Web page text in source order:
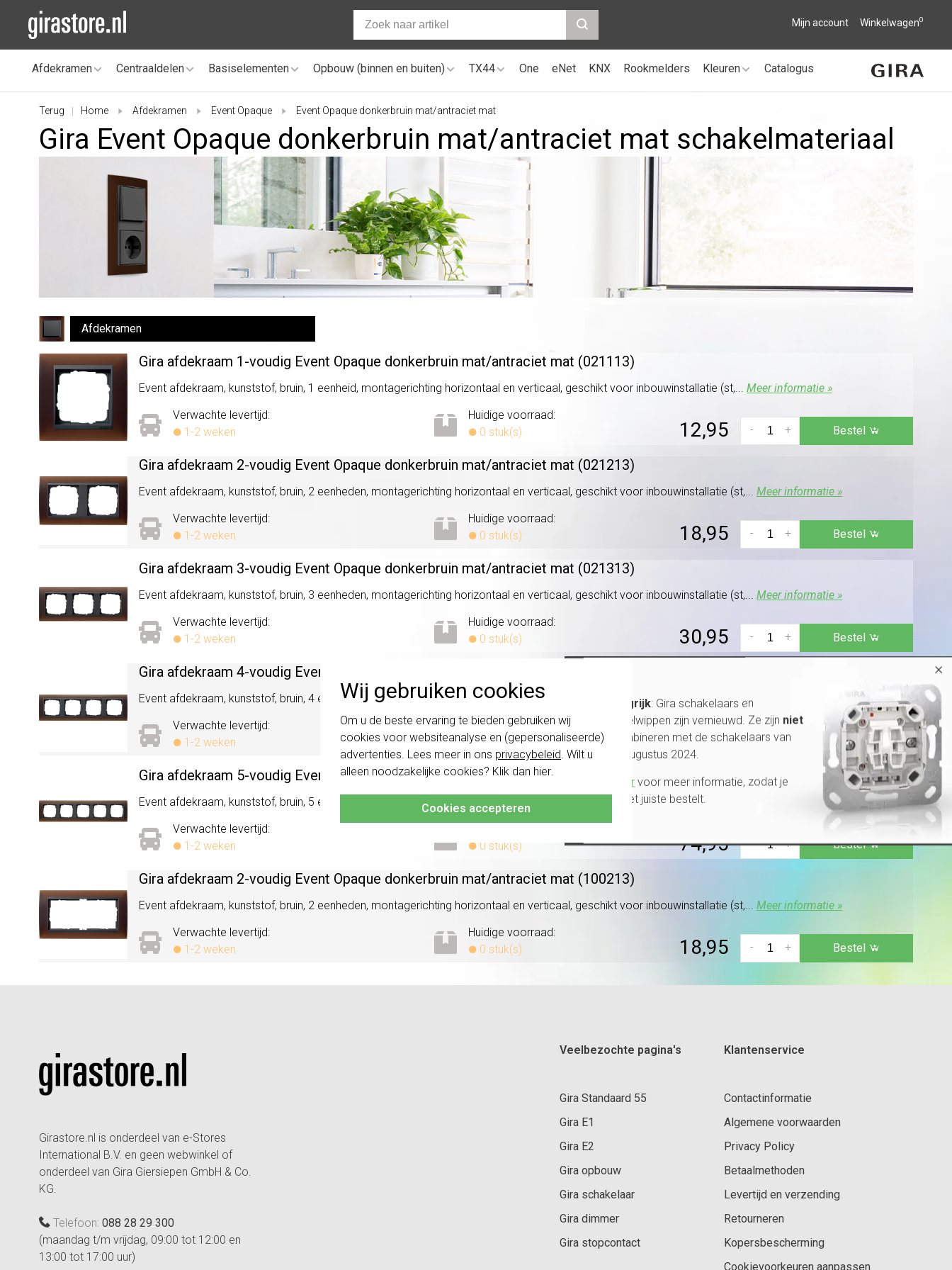
Wij gebruiken cookies
Om u de beste ervaring te bieden gebruiken wij
cookies voor websiteanalyse en (gepersonaliseerde)
advertenties. Lees meer in ons privacybeleid. Wilt u
alleen noodzakelijke cookies? Klik dan hier.
Cookies accepteren
Mijn account Winkelwagen0
Afdekramen Centraaldelen Basiselementen Opbouw (binnen en buiten) TX44 One eNet KNX Rookmelders Kleuren Catalogus
Terug Home Afdekramen Event Opaque Event Opaque donkerbruin mat/antraciet mat
Gira Event Opaque donkerbruin mat/antraciet mat schakelmateriaal
Afdekramen
Gira afdekraam 1-voudig Event Opaque donkerbruin mat/antraciet mat (021113)
Event afdekraam, kunststof, bruin, 1 eenheid, montagerichting horizontaal en verticaal, geschikt voor inbouwinstallatie (st,... Meer informatie »
Verwachte levertijd:
1-2 weken
Huidige voorraad:
0 stuk(s)
12,95 +
- Bestel
Gira afdekraam 2-voudig Event Opaque donkerbruin mat/antraciet mat (021213)
Event afdekraam, kunststof, bruin, 2 eenheden, montagerichting horizontaal en verticaal, geschikt voor inbouwinstallatie (st,... Meer informatie »
Verwachte levertijd:
1-2 weken
Huidige voorraad:
0 stuk(s)
18,95 +
- Bestel
Gira afdekraam 3-voudig Event Opaque donkerbruin mat/antraciet mat (021313)
Event afdekraam, kunststof, bruin, 3 eenheden, montagerichting horizontaal en verticaal, geschikt voor inbouwinstallatie (st,... Meer informatie »
Verwachte levertijd:
1-2 weken
Huidige voorraad:
0 stuk(s)
30,95 +
- Bestel
Gira afdekraam 4-voudig Event Opaque donkerbruin mat/
Event afdekraam, kunststof, bruin, 4 eenheden, montagerichting horizontaal en verticaal, geschikt voor inbouwinstallatie (st,...
Verwachte levertijd:
1-2 weken
Huidige voorraad:
0 stuk(s)
49,95 +
- Bestel
Gira afdekraam 5-voudig Event Opaque donkerbruin mat/ antraciet mat (021513)
Event afdekraam, kunststof, bruin, 5 eenheden, montagerichting horizontaal en verticaal, geschikt voor inbouwinstallatie (st,...
Meer informatie »
Verwachte levertijd:
1-2 weken
0 stuk(s)
74,95 +
- Bestel
Gira afdekraam 2-voudig Event Opaque donkerbruin mat/antraciet mat (100213)
Event afdekraam, kunststof, bruin, 2 eenheden, montagerichting horizontaal en verticaal, geschikt voor inbouwinstallatie (st,... Meer informatie »
Verwachte levertijd:
1-2 weken
Huidige voorraad:
0 stuk(s)
18,95 +
- Bestel
Girastore.nl is onderdeel van e-Stores
International B.V. en geen webwinkel of
onderdeel van Gira Giersiepen GmbH & Co.
KG.
Telefoon: 088 28 29 300
(maandag t/m vrijdag, 09:00 tot 12:00 en
13:00 tot 17:00 uur)
Veelbezochte pagina's
Gira Standaard 55
Gira E1
Gira E2
Gira opbouw
Gira schakelaar
Gira dimmer
Gira stopcontact
Klantenservice
Contactinformatie
Algemene voorwaarden
Privacy Policy
Betaalmethoden
Levertijd en verzending
Retourneren
Kopersbescherming
Cookievoorkeuren aanpassen
×
Belangrijk: Gira schakelaars en
schakelwippen zijn vernieuwd. Ze zijn niet
te combineren met de schakelaars van
vóór augustus 2024.
Klik hier voor meer informatie, zodat je
altijd het juiste bestelt.